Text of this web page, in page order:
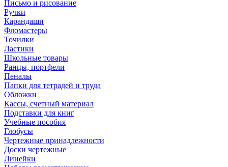
Письмо и рисование
Ручки
Карандаши
Фломастеры
Точилки
Ластики
Школьные товары
Ранцы, портфели
Пеналы
Папки для тетрадей и труда
Обложки
Кассы, счетный материал
Подставки для книг
Учебные пособия
Глобусы
Чертежные принадлежности
Доски чертежные
Линейки